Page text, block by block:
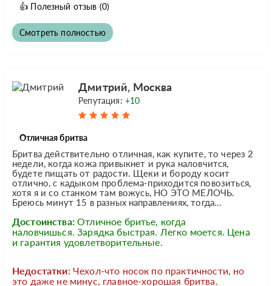
👍 Полезный отзыв (0)
Смотреть полностью
Дмитрий, Москва
Репутация: +10
Отличная бритва
Бритва действительно отличная, как купите, то через 2
недели, когда кожа привыкнет и рука наловчится,
будете пищать от радости. Щеки и бороду косит
отлично, с кадыком проблема-приходится повозиться,
хотя я и со станком там вожусь, НО ЭТО МЕЛОЧЬ.
Бреюсь минут 15 в разных направлениях, тогда...
Достоинства: Отличное бритье, когда
наловчишься. Зарядка быстрая. Легко моется. Цена
и гарантия удовлетворительные.
Недостатки: Чехол-что носок по практичности, но
это даже не минус, главное-хорошая бритва.